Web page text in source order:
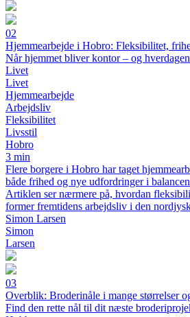
02
Hjemmearbejde i Hobro: Fleksibilitet,
Når hjemmet bliver kontor – og
Livet
Livet
Hjemmearbejde
Arbejdsliv
Fleksibilitet
Livsstil
Hobro
3 min
Flere borgere i Hobro har taget
både frihed og nye udfordringer i
Artiklen ser nærmere på, hvordan
former fremtidens arbejdsliv i den
Simon Larsen
Simon
Larsen
03
Overblik: Broderinåle i mange størrelser
Find den rette nål til dit næste